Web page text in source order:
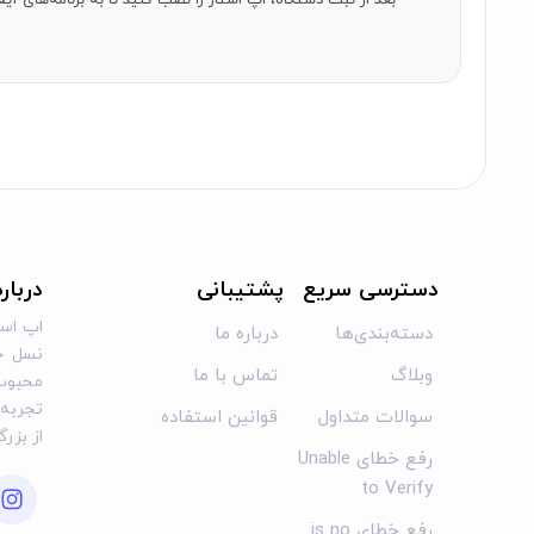
اشتراک ماهانه
دسترسی سریع
دسته‌بندی‌ها
وبلاگ
سوالات متداول
رفع خطای Unable
to Verify
پشتیبانی
درباره ما
تماس با ما
قوانین استفاده
اپ
نسل
از